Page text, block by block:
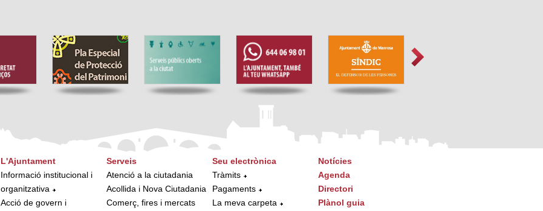
L'Ajuntament
Informació institucional i
organitzativa
Acció de govern i
Serveis
Atenció a la ciutadania
Acollida i Nova Ciutadania
Comerç, fires i mercats
Seu electrònica
Tràmits
Pagaments
La meva carpeta
Notícies
Agenda
Directori
Plànol guia